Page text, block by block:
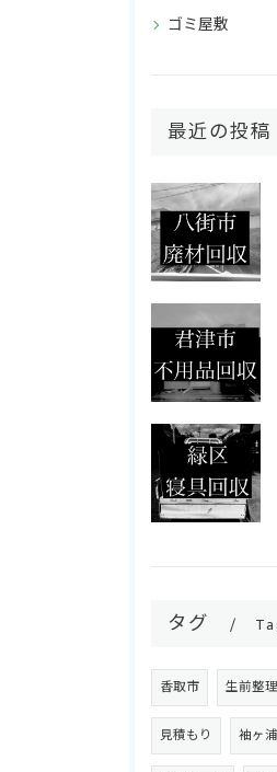
ゴミ屋敷
最近の投稿
タグ
香取市 生前整理
見積もり 袖ヶ
ご相談・お問い合